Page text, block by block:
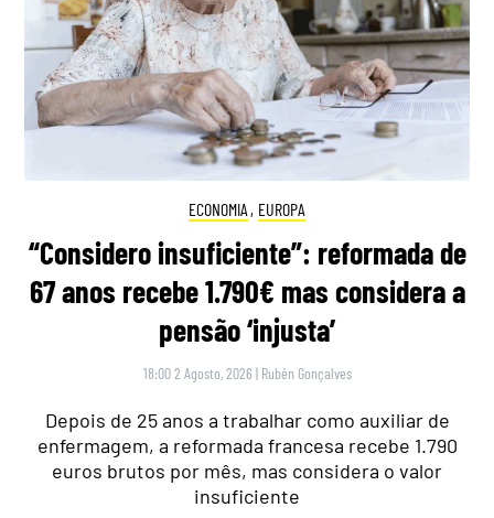
ECONOMIA , EUROPA
“Considero insuficiente”: reformada de
67 anos recebe 1.790€ mas considera a
pensão ‘injusta’
18:00 2 Agosto, 2026 | Rubén Gonçalves
Depois de 25 anos a trabalhar como auxiliar de
enfermagem, a reformada francesa recebe 1.790
euros brutos por mês, mas considera o valor
insuficiente